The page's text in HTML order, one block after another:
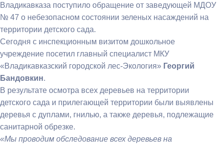
Владикавказа поступило обращение от заведующей МДОУ
№ 47 о небезопасном состоянии зеленых насаждений на
территории детского сада.
Сегодня с инспекционным визитом дошкольное
учреждение посетил главный специалист МКУ
«Владикавказский городской лес-Экология» Георгий
Бандовкин.
В результате осмотра всех деревьев на территории
детского сада и прилегающей территории были выявлены
деревья с дуплами, гнилью, а также деревья, подлежащие
санитарной обрезке.
«Мы проводим обследование всех деревьев на